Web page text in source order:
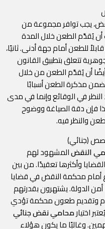
يجب توافر مجموعة من
أن يُقدَّم الطعن خلال المدة
للطعن أمام جهة أدنى. ثانيًا،
تتعلق بتطبيق القانون
أن يُقدَّم الطعن من خلال
مذكرة الطعن أسبابًا
في الوقائع وإنما في مدى
فإن دقة الصياغة ووضوح
والنظر فيه.
(جنائي)
النقضالمشهود لهم
وأكثرها تعقيدًا. من بين
أمام محكمة النقض في قضايا
أمن الدولة. يشتهرون بقدرتهم
وتقديم طعون محكمة تؤدي
اختيارمحامي نقض جنائي
وغالبًا ما يكون هؤلاء